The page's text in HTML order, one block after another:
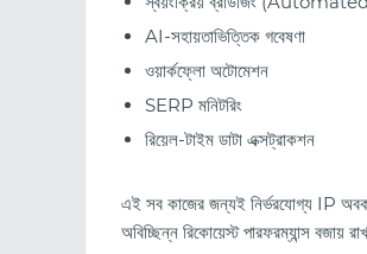
AI-সহায়তাভিত্তিক গবেষণা
ওয়ার্কফ্লো অটোমেশন
SERP মনিটরিং
রিয়েল-টাইম ডাটা এক্সট্রাকশন
এই সব কাজের জন্যই নির্ভরযোগ্য IP
অবিচ্ছিন্ন রিকোয়েস্ট পারফরম্যান্স বজায়